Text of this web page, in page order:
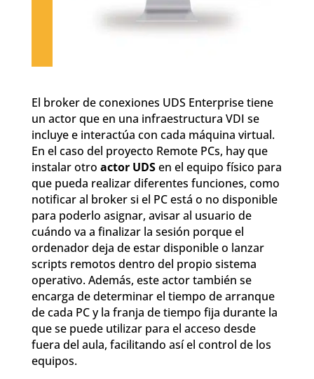
El broker de conexiones UDS Enterprise tiene
un actor que en una infraestructura VDI se
incluye e interactúa con cada máquina virtual.
En el caso del proyecto Remote PCs, hay que
instalar otro actor UDSen el equipo físico para
que pueda realizar diferentes funciones, como
notificar al broker si el PC está o no disponible
para poderlo asignar, avisar al usuario de
cuándo va a finalizar la sesión porque el
ordenador deja de estar disponible o lanzar
scripts remotos dentro del propio sistema
operativo. Además, este actor también se
encarga de determinar el tiempo de arranque
de cada PC y la franja de tiempo fija durante la
que se puede utilizar para el acceso desde
fuera del aula, facilitando así el control de los
equipos.